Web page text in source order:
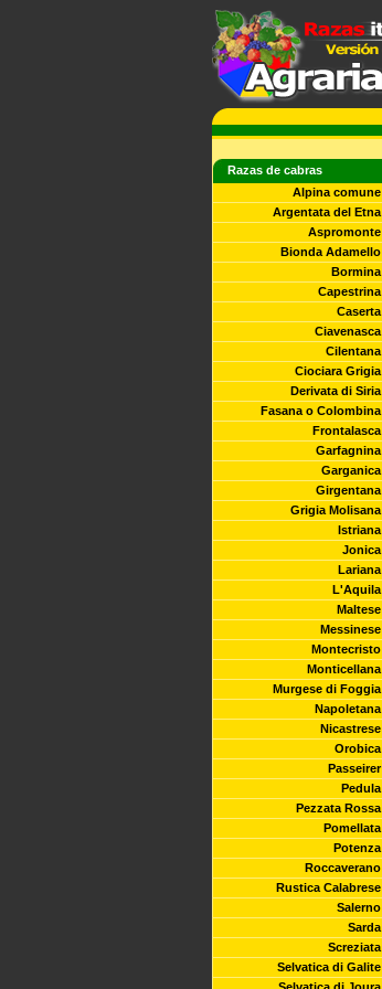
Razas de cabras
Alpina comune
Argentata del Etna
Aspromonte
Bionda Adamello
Bormina
Capestrina
Caserta
Ciavenasca
Cilentana
Ciociara Grigia
Derivata di Siria
Fasana o Colombina
Frontalasca
Garfagnina
Garganica
Girgentana
Grigia Molisana
Istriana
Jonica
Lariana
L'Aquila
Maltese
Messinese
Montecristo
Monticellana
Murgese di Foggia
Napoletana
Nicastrese
Orobica
Passeirer
Pedula
Pezzata Rossa
Pomellata
Potenza
Roccaverano
Rustica Calabrese
Salerno
Sarda
Screziata
Selvatica di Galite